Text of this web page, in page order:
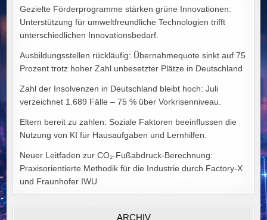
Gezielte Förderprogramme stärken grüne Innovationen:
Unterstützung für umweltfreundliche Technologien trifft
unterschiedlichen Innovationsbedarf.
Ausbildungsstellen rückläufig: Übernahmequote sinkt auf 75
Prozent trotz hoher Zahl unbesetzter Plätze in Deutschland
Zahl der Insolvenzen in Deutschland bleibt hoch: Juli
verzeichnet 1.689 Fälle – 75 % über Vorkrisenniveau.
Eltern bereit zu zahlen: Soziale Faktoren beeinflussen die
Nutzung von KI für Hausaufgaben und Lernhilfen.
Neuer Leitfaden zur CO₂-Fußabdruck-Berechnung:
Praxisorientierte Methodik für die Industrie durch Factory-X
und Fraunhofer IWU.
ARCHIV